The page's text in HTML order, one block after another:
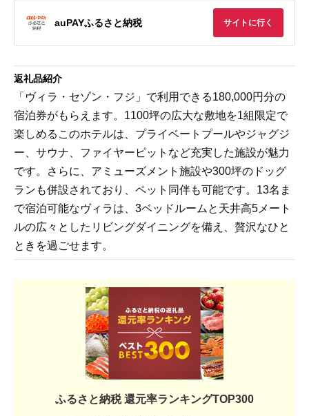
auPAYふるさと納税 サイトに行く
返礼品紹介
「ヴィラ・セゾン・フジ」で利用できる180,000円分の
宿泊券がもらえます。1100坪の広大な敷地を1組限定で
楽しめるこのホテルは、プライベートプールやジャグジ
ー、サウナ、ファイヤーピットなど充実した施設が魅力
です。さらに、アミューズメント施設や300坪のドッグ
ランも併設されており、ペット同伴も可能です。13名ま
で宿泊可能なヴィラは、3ベッドルームと天井高5メート
ルの広々としたリビングダイニングを備え、贅沢なひと
ときを過ごせます。
ふるさと納税 還元率ランキングTOP300